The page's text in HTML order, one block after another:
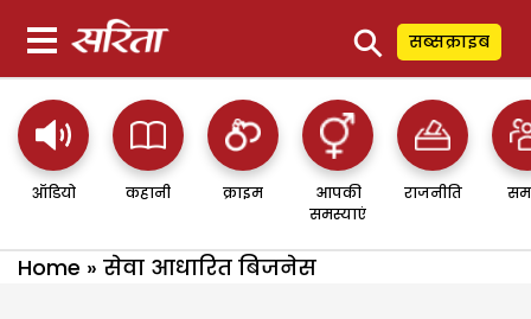
⚲ सब्सक्राइब
ऑडियो कहानी क्राइम
आपकी
समस्याएं
राजनीति
Home » सेवा आधारित बिजनेस